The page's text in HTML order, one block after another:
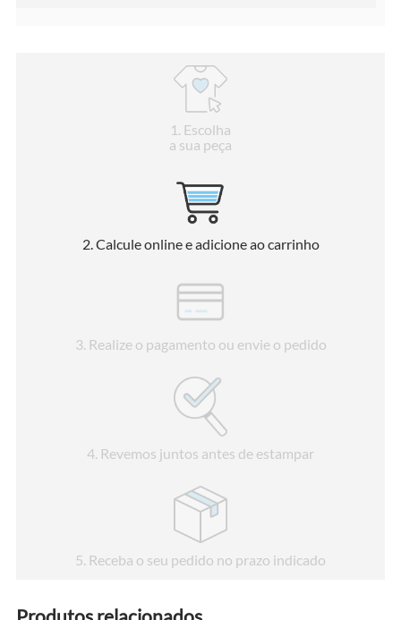
1 . Escolha
a sua peça
2. Calcule online e adicione ao carrinho
3 . Realize o pagamento ou envie o pedido
4. Revemos juntos antes de estampar
5 . Receba o seu pedido no prazo indicado